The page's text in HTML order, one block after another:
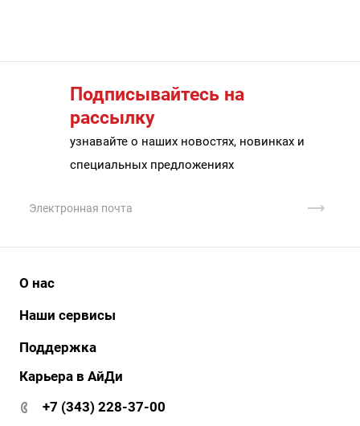
Подписывайтесь на
рассылку
узнавайте о наших новостях, новинках и
специальных предложениях
О нас
История
Сертификаты
АйДи-тур
Наши сервисы
АйДи бизнес
АйДи-тур
ЭДО
Поддержка
Документация и ПО
Гарантия и сервис
Карьера в АйДи
+7 (343) 228-37-00